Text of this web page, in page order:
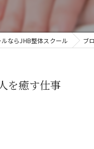
ならJHB整体スクール ブ
を癒す仕事